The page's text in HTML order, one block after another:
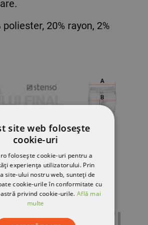
poliester, 20% rayon, 2%
SĂ-ȚI
site web folosește
cookie-uri
folosește cookie-uri pentru a
experiența utilizatorului. Prin
site-ului nostru web, sunteți de
cookie-urile în conformitate cu
privind cookie-urile.Află mai
multe